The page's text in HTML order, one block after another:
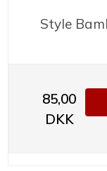
Style
85,00
DKK